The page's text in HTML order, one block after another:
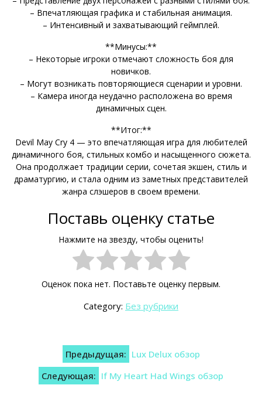
– Впечатляющая графика и стабильная анимация.
– Интенсивный и захватывающий геймплей.
**Минусы:**
– Некоторые игроки отмечают сложность боя для
новичков.
– Могут возникать повторяющиеся сценарии и уровни.
– Камера иногда неудачно расположена во время
динамичных сцен.
**Итог:**
Devil May Cry 4 — это впечатляющая игра для любителей
динамичного боя, стильных комбо и насыщенного сюжета.
Она продолжает традиции серии, сочетая экшен, стиль и
драматургию, и стала одним из заметных представителей
жанра слэшеров в своем времени.
Поставь оценку статье
Нажмите на звезду, чтобы оценить!
Оценок пока нет. Поставьте оценку первым.
Category: Без рубрики
Навигация
записям
Предыдущая: Lux Delux обзор
Следующая: If My Heart Had Wings обзор